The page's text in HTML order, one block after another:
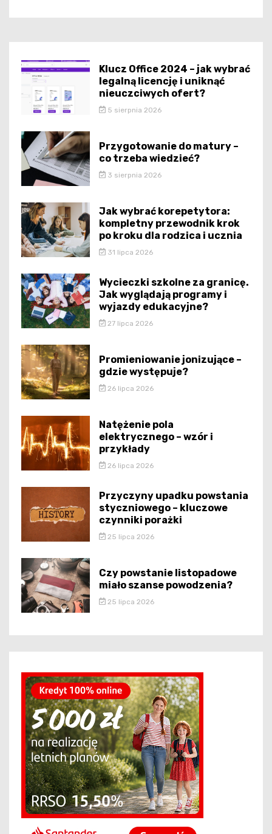
Klucz Office 2024 – jak wybrać
legalną licencję i uniknąć
nieuczciwych ofert?
5 sierpnia 2026
Przygotowanie do matury –
co trzeba wiedzieć?
3 sierpnia 2026
Jak wybrać korepetytora:
kompletny przewodnik krok
po kroku dla rodzica i ucznia
31 lipca 2026
Wycieczki szkolne za granicę.
Jak wyglądają programy i
wyjazdy edukacyjne?
27 lipca 2026
Promieniowanie jonizujące –
gdzie występuje?
26 lipca 2026
Natężenie pola
elektrycznego – wzór i
przykłady
26 lipca 2026
Przyczyny upadku powstania
styczniowego – kluczowe
czynniki porażki
25 lipca 2026
Czy powstanie listopadowe
miało szanse powodzenia?
25 lipca 2026